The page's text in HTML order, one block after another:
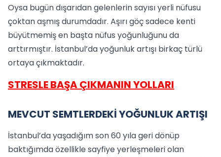
Oysa bugün dışarıdan gelenlerin sayısı yerli nüfusu
çoktan aşmış durumdadır. Aşırı göç sadece kenti
büyütmemiş en başta nüfus yoğunluğunu da
arttırmıştır. İstanbul’da yoğunluk artışı birkaç türlü
ortaya çıkmaktadır.
STRESLE BAŞA ÇIKMANIN YOLLARI
MEVCUT SEMTLERDEKİ YOĞUNLUK ARTIŞI
İstanbul’da yaşadığım son 60 yıla geri dönüp
baktığımda özellikle sayfiye yerleşmeleri olan